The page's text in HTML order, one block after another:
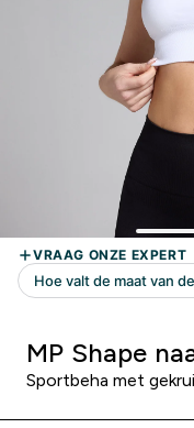
MP Shape
Sportbeha met